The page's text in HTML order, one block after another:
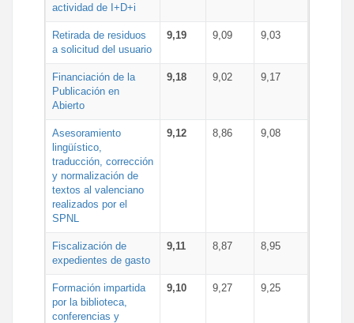
actividad de I+D+i
Retirada de residuos
a solicitud del usuario
9,19 9,09 9,03
Financiación de la
Publicación en
Abierto
9,18 9,02 9,17
Asesoramiento
lingüístico,
traducción, corrección
y normalización de
textos al valenciano
realizados por el
SPNL
9,12 8,86 9,08
Fiscalización de
expedientes de gasto
9,11 8,87 8,95
Formación impartida
por la biblioteca,
conferencias y
9,10 9,27 9,25